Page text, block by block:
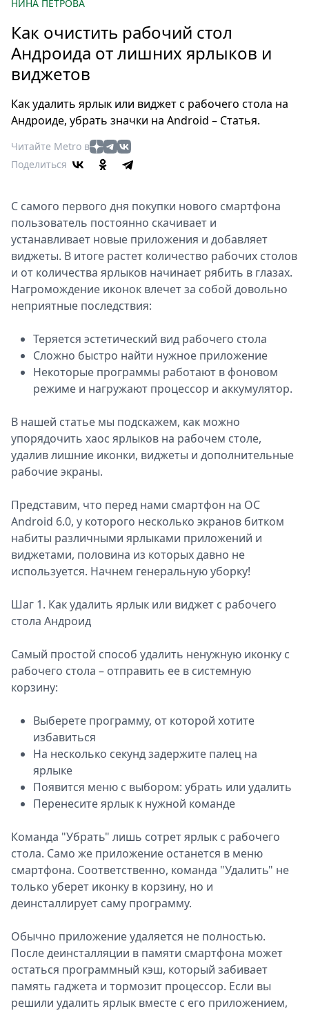
Мир
Здоровье
Еда
Мода
Театр
Кино
Афиша
Выставки
Пресс-
релизы
О
Metro
Стримы
Звезды
Выборы
2026
Скачай
НИНА ПЕТРОВА
Как очистить рабочий стол
Андроида от лишних ярлыков и
виджетов
Как удалить ярлык или виджет с рабочего стола на
Андроиде, убрать значки на Android – Статья.
Читайте Metro в
Поделиться
С самого первого дня покупки нового смартфона
пользователь постоянно скачивает и
устанавливает новые приложения и добавляет
виджеты. В итоге растет количество рабочих столов
и от количества ярлыков начинает рябить в глазах.
Нагромождение иконок влечет за собой довольно
неприятные последствия:
Теряется эстетический вид рабочего стола
Сложно быстро найти нужное приложение
Некоторые программы работают в фоновом
режиме и нагружают процессор и аккумулятор.
В нашей статье мы подскажем, как можно
упорядочить хаос ярлыков на рабочем столе,
удалив лишние иконки, виджеты и дополнительные
рабочие экраны.
Представим, что перед нами смартфон на ОС
Android 6.0, у которого несколько экранов битком
набиты различными ярлыками приложений и
виджетами, половина из которых давно не
используется. Начнем генеральную уборку!
Шаг 1. Как удалить ярлык или виджет с рабочего
стола Андроид
Самый простой способ удалить ненужную иконку с
рабочего стола – отправить ее в системную
корзину:
Выберете программу, от которой хотите
избавиться
На несколько секунд задержите палец на
ярлыке
Появится меню с выбором: убрать или удалить
Перенесите ярлык к нужной команде
Команда "Убрать" лишь сотрет ярлык с рабочего
стола. Само же приложение останется в меню
смартфона. Соответственно, команда "Удалить" не
только уберет иконку в корзину, но и
деинсталлирует саму программу.
Обычно приложение удаляется не полностью.
После деинсталляции в памяти смартфона может
остаться программный кэш, который забивает
память гаджета и тормозит процессор. Если вы
решили удалить ярлык вместе с его приложением,